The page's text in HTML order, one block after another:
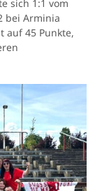
sich 1:1 vom
bei Arminia
auf 45 Punkte,